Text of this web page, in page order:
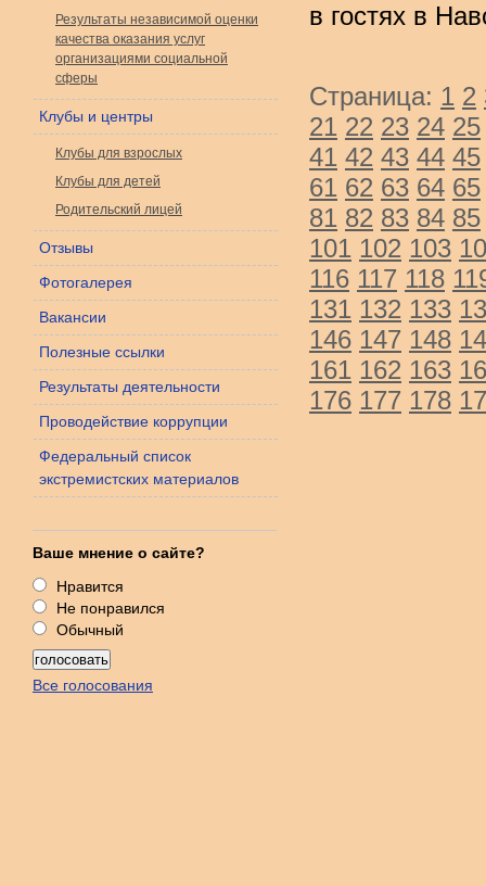
Результаты независимой оценки
качества оказания услуг
организациями социальной
сферы
Клубы и центры
Клубы для взрослых
Клубы для детей
Родительский лицей
Отзывы
Фотогалерея
Вакансии
Полезные ссылки
Результаты деятельности
Проводействие коррупции
Федеральный список
экстремистских материалов
Ваше мнение о сайте?
Нравится
Не понравился
Обычный
Все голосования
в гостях в
Страница: 1 2
21 22 23 24 25
41 42 43 44 45
61 62 63 64 65
81 82 83 84 85
101 102 103
116 117 118
131 132 133
146 147 148
161 162 163
176 177 178